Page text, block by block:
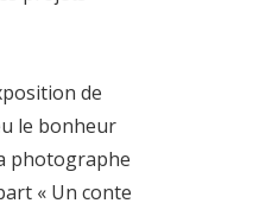
de
le bonheur
photographe
« Un conte